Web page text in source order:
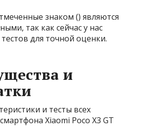
знаком () являются
так как сейчас у нас
для точной оценки.
и
и тесты всех
Xiaomi Poco X3 GT